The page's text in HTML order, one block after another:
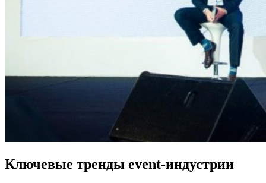
Ключевые тренды event-индустрии